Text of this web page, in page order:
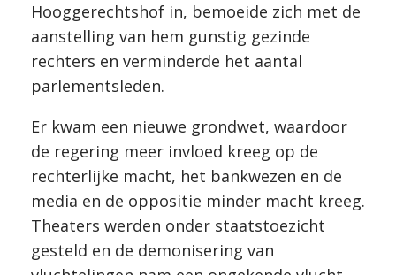
Hooggerechtshof in, bemoeide zich met de
aanstelling van hem gunstig gezinde
rechters en verminderde het aantal
parlementsleden.
Er kwam een nieuwe grondwet, waardoor
de regering meer invloed kreeg op de
rechterlijke macht, het bankwezen en de
media en de oppositie minder macht kreeg.
Theaters werden onder staatstoezicht
gesteld en de demonisering van